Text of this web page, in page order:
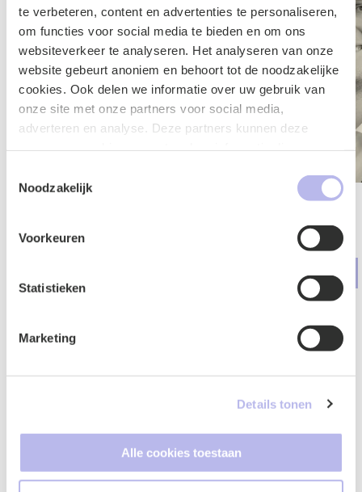
te verbeteren, content en advertenties te personaliseren,
om functies voor social media te bieden en om ons
websiteverkeer te analyseren. Het analyseren van onze
website gebeurt anoniem en behoort tot de noodzakelijke
cookies. Ook delen we informatie over uw gebruik van
onze site met onze partners voor social media,
adverteren en analyse. Deze partners kunnen deze
uw gebruik van hun services.
Noodzakelijk
Voorkeuren
Statistieken
Marketing
Details tonen
Alle cookies toestaan
Arbeid & Ontslag
Contactformulier